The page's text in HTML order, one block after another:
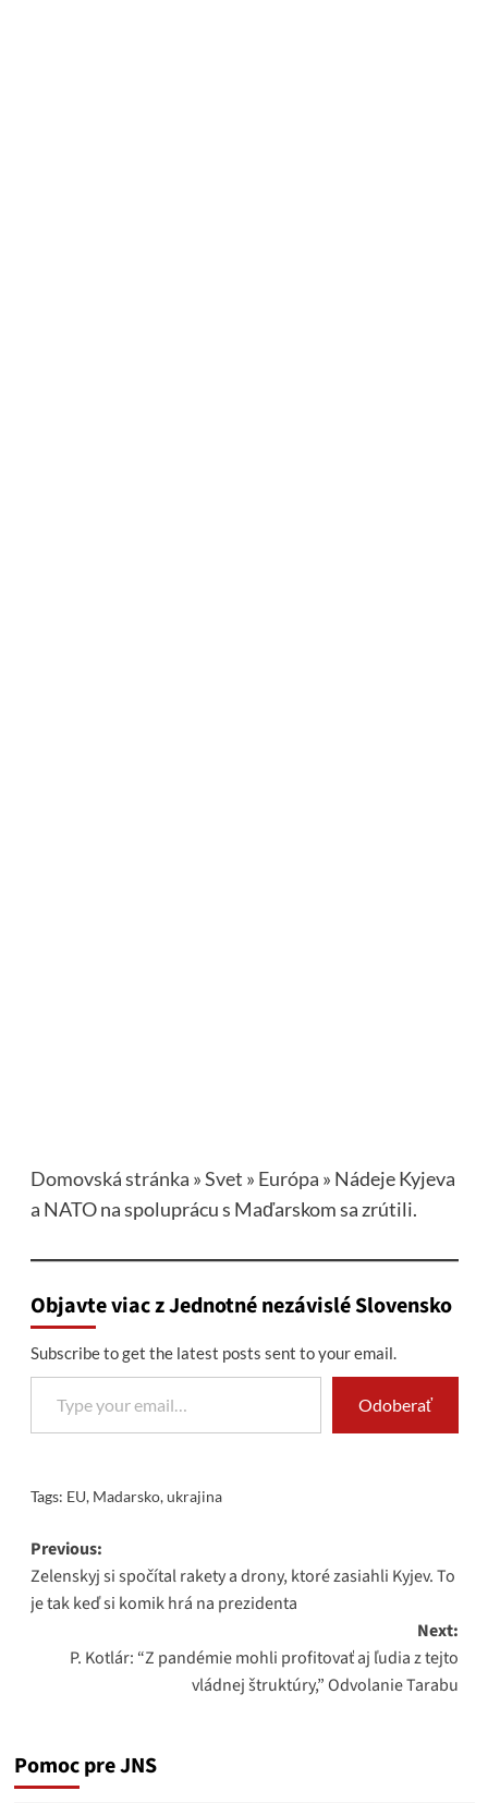
Domovská stránka »Svet » Európa » Nádeje Kyjeva
a NATO na spoluprácu s Maďarskom sa zrútili.
Objavte viac z Jednotné nezávislé Slovensko
Subscribe to get the latest posts sent to your email.
Type your email…
Odoberať
Tags: EU, Madarsko,ukrajina
Post
navigation
Previous:
Zelenskyj si spočítal rakety a drony, ktoré zasiahli Kyjev. To
je tak keď si komik hrá na prezidenta
Next:
P. Kotlár: “Z pandémie mohli profitovať aj ľudia z tejto
vládnej štruktúry,” Odvolanie Tarabu
Pomoc pre JNS